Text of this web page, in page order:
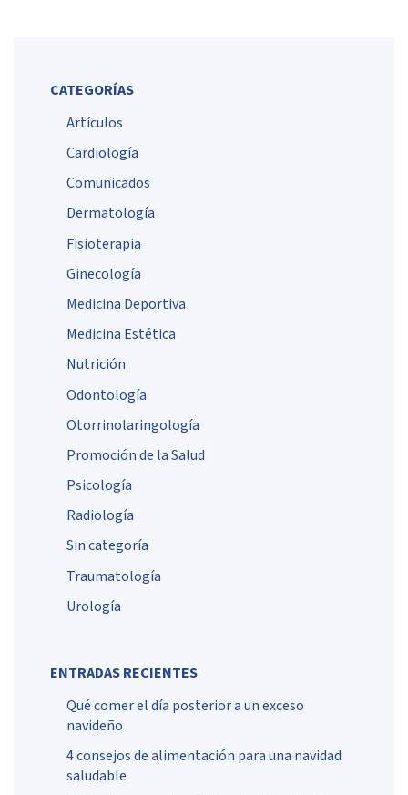
CATEGORÍAS
Artículos
Cardiología
Comunicados
Dermatología
Fisioterapia
Ginecología
Medicina Deportiva
Medicina Estética
Nutrición
Odontología
Otorrinolaringología
Promoción de la Salud
Psicología
Radiología
Sin categoría
Traumatología
Urología
ENTRADAS RECIENTES
Qué comer el día posterior a un exceso
navideño
4 consejos de alimentación para una navidad
saludable